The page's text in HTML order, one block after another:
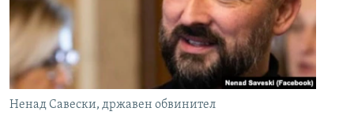
Ненад Савески, државен обвинител